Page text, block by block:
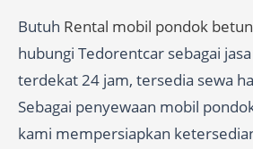
Butuh Rental mobil pondok
hubungi Tedorentcar sebagai
terdekat 24 jam, tersedia sewa
Sebagai penyewaan mobil
kami mempersiapkan